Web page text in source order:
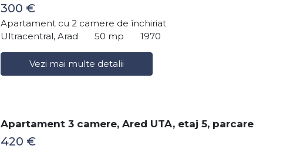
300 €
Apartament cu 2 camere de închiriat
Ultracentral, Arad
50 mp 1970
Vezi mai multe detalii
Apartament 3 camere, Ared UTA, etaj 5, parcare
420 €